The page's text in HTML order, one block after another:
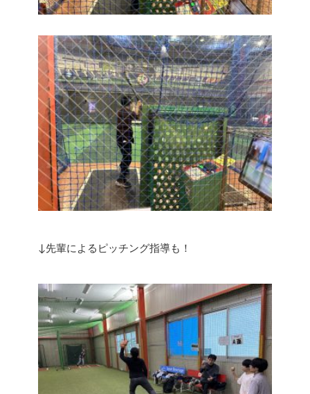
↓先輩によるピッチング指導も！